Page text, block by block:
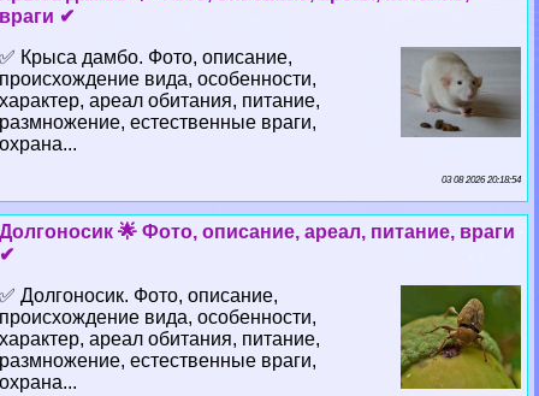
враги ✔
✅ Крыса дамбо. Фото, описание,
происхождение вида, особенности,
хаpaктер, ареал обитания, питание,
размножение, естественные враги,
охрана...
03 08 2026 20:18:54
Долгоносик 🌟 Фото, описание, ареал, питание, враги
✔
✅ Долгоносик. Фото, описание,
происхождение вида, особенности,
хаpaктер, ареал обитания, питание,
размножение, естественные враги,
охрана...